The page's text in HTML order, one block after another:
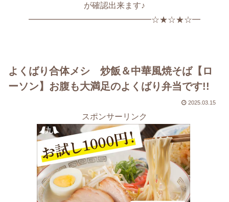
が確認出来ます♪
━━━━━━━━━━━━━━━☆★☆★☆━
よくばり合体メシ 炒飯＆中華風焼そば【ロ
ーソン】お腹も大満足のよくばり弁当です!!
2025.03.15
スポンサーリンク